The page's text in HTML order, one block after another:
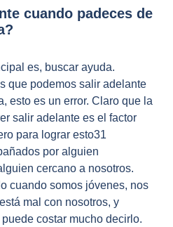
cuando padeces de
es, buscar ayuda.
que podemos salir adelante
esto es un error. Claro que la
salir adelante es el factor
para lograr esto31
por alguien
cercano a nosotros.
cuando somos jóvenes, nos
mal con nosotros, y
costar mucho decirlo.